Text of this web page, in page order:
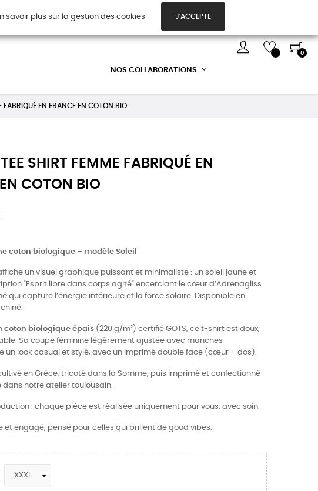
CARTES CADEAUX
NOS COLLABORATIONS
0
FABRIQUÉ EN FRANCE EN COTON BIO
SHIRT FEMME FABRIQUÉ EN
COTON BIO
coton biologique – modèle Soleil
un visuel graphique puissant et minimaliste : un soleil jaune et
"Esprit libre dans corps agité" encerclant le cœur d’Adrenagliss.
qui capture l’énergie intérieure et la force solaire. Disponible en
coton biologique épais (220 g/m²) certifié GOTS, ce t-shirt est doux,
Sa coupe féminine légèrement ajustée avec manches
un look casual et stylé, avec un imprimé double face (cœur + dos).
en Grèce, tricoté dans la Somme, puis imprimé et confectionné
notre atelier toulousain.
: chaque pièce est réalisée uniquement pour vous, avec soin.
et engagé, pensé pour celles qui brillent de good vibes.
savoir plus sur la gestion des cookies J'ACCEPTE